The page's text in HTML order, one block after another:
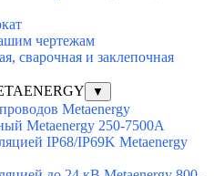
чертежам
cварочная и заклепочная
▼
Metaenergy
Metaenergy 250-7500A
IP68/IP69K Metaenergy